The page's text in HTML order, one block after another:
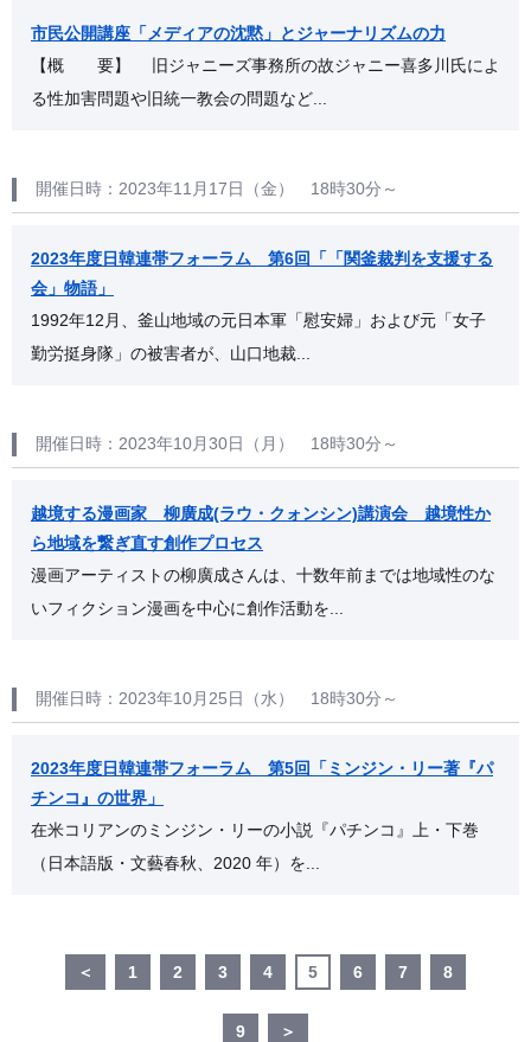
市民公開講座「メディアの沈黙」とジャーナリズムの力
【概 要】 旧ジャニーズ事務所の故ジャニー喜多川氏によ
る性加害問題や旧統一教会の問題など...
開催日時：2023年11月17日（金） 18時30分～
2023年度日韓連帯フォーラム 第6回「「関釜裁判を支援する
会」物語」
1992年12月、釜山地域の元日本軍「慰安婦」および元「女子
勤労挺身隊」の被害者が、山口地裁...
開催日時：2023年10月30日（月） 18時30分～
越境する漫画家 柳廣成(ラウ・クォンシン)講演会 越境性か
ら地域を繋ぎ直す創作プロセス
漫画アーティストの柳廣成さんは、十数年前までは地域性のな
いフィクション漫画を中心に創作活動を...
開催日時：2023年10月25日（水） 18時30分～
2023年度日韓連帯フォーラム 第5回「ミンジン・リー著『パ
チンコ』の世界」
在米コリアンのミンジン・リーの小説『パチンコ』上・下巻
（日本語版・文藝春秋、2020 年）を...
＜ 1 2 3 4 5 6 7 8
9 ＞